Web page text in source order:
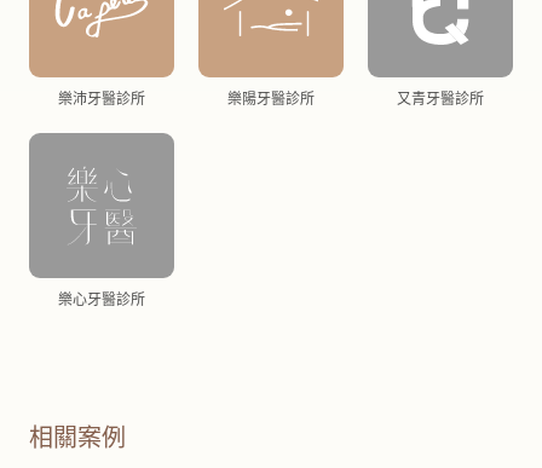
樂沛牙醫診所 樂陽牙醫診所 又青牙醫診所
樂心牙醫診所
相關案例